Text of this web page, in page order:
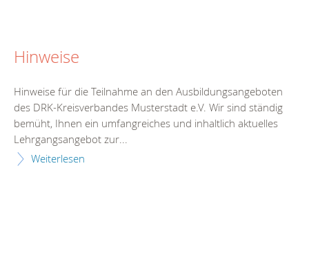
Hinweise
Hinweise für die Teilnahme an den Ausbildungsangeboten
des DRK-Kreisverbandes Musterstadt e.V. Wir sind ständig
bemüht, Ihnen ein umfangreiches und inhaltlich aktuelles
Lehrgangsangebot zur...
Weiterlesen